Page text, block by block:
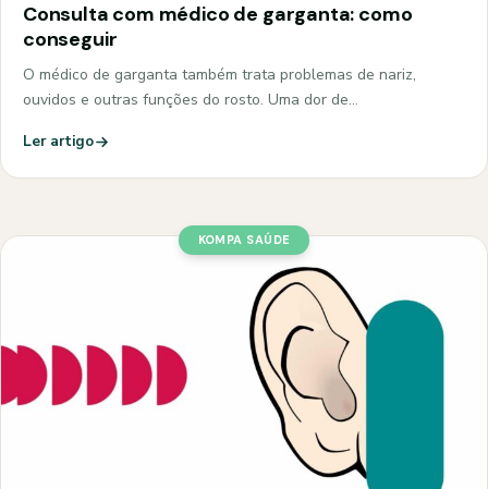
Consulta com médico de garganta: como
conseguir
O médico de garganta também trata problemas de nariz,
ouvidos e outras funções do rosto. Uma dor de…
Ler artigo
KOMPA SAÚDE